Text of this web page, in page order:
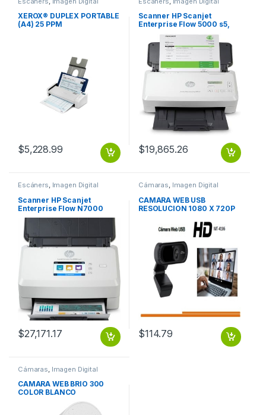
XEROX® DUPLEX PORTABLE
(A4) 25 PPM
$5,228.99
Scanner HP Scanjet
Enterprise Flow 5000 s5,
600 x 600DPI, Escáner
Color, Escaneado Dúplex,
USB, Blanco S5
$19,865.26
Escáners, Imagen Digital
Scanner HP Scanjet
Enterprise Flow N7000
snw1, 600 x 600DPI,
Escáner Color, Escaneado
Dúplex, USB 3.2, Blanco
N7000 SNW1
$27,171.17
Cámaras, Imagen Digital
CAMARA WEB USB
RESOLUCION 1080 X 720P
$114.79
Cámaras Imagen Digital
CAMARA WEB BRIO 300
COLOR BLANCO